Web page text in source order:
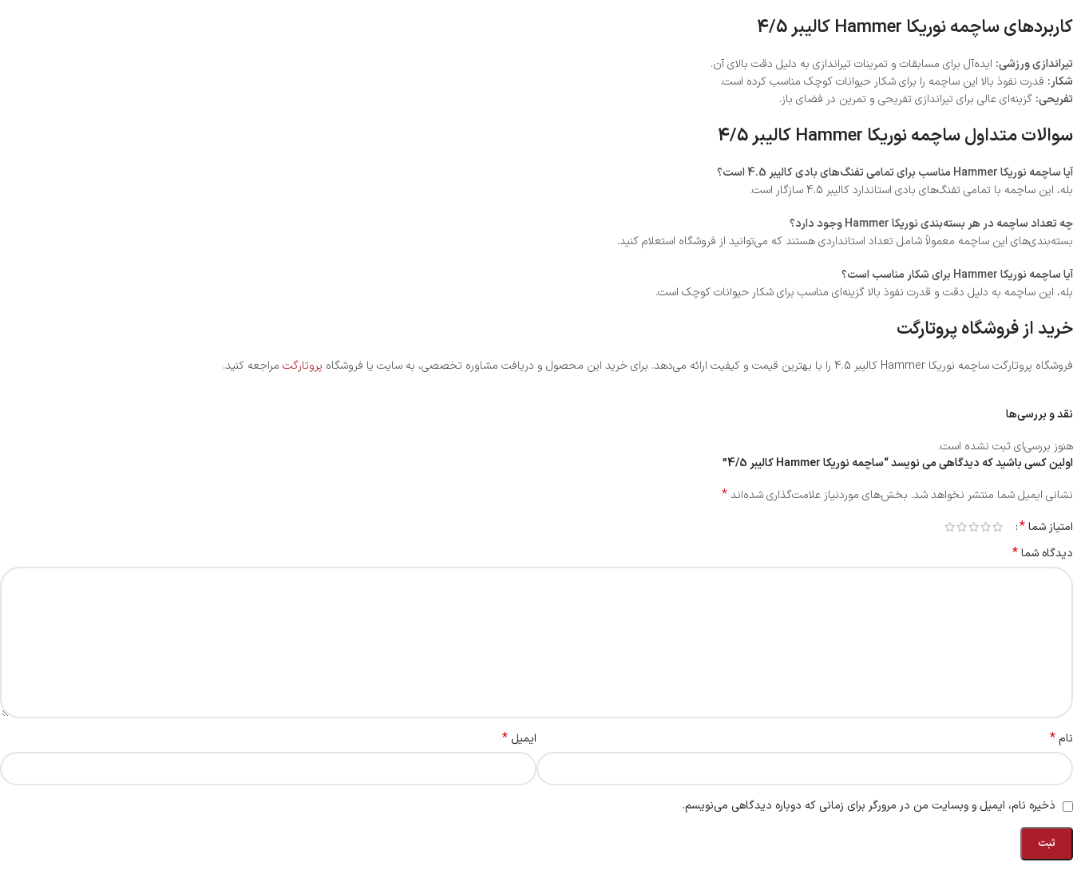
کاربردهای ساچمه نوریکا Hammer کالیبر 4/5
تیراندازی ورزشی: ایده‌آل برای مسابقات و تمرینات تیراندازی به دلیل دقت بالای آن.
شکار: قدرت نفوذ بالا این ساچمه را برای شکار حیوانات کوچک مناسب کرده است.
تفریحی: گزینه‌ای عالی برای تیراندازی تفریحی و تمرین در فضای باز.
سوالات متداول ساچمه نوریکا Hammer کالیبر 4/5
آیا ساچمه نوریکا Hammer مناسب برای تمامی تفنگ‌های بادی کالیبر 4.5 است؟
بله، این ساچمه با تمامی تفنگ‌های بادی استاندارد کالیبر 4.5 سازگار است.
چه تعداد ساچمه در هر بسته‌بندی نوریکا Hammer وجود دارد؟
بسته‌بندی‌های این ساچمه معمولاً شامل تعداد استانداردی هستند که می‌توانید از فروشگاه استعلام کنید.
آیا ساچمه نوریکا Hammer برای شکار مناسب است؟
بله، این ساچمه به دلیل دقت و قدرت نفوذ بالا گزینه‌ای مناسب برای شکار حیوانات کوچک است.
خرید از فروشگاه پروتارگت
فروشگاه پروتارگت ساچمه نوریکا Hammer کالیبر 4.5 را با بهترین قیمت و کیفیت ارائه می‌دهد. برای خرید این محصول و دریافت مشاوره تخصصی، به سایت یا فروشگاه پروتارگت مراجعه کنید.
نقد و بررسی‌ها
هنوز بررسی‌ای ثبت نشده است.
اولین کسی باشید که دیدگاهی می نویسد “ساچمه نوریکا Hammer کالیبر 4/5”
نشانی ایمیل شما منتشر نخواهد شد. بخش‌های موردنیاز علامت‌گذاری شده‌اند*
امتیاز شما*
دیدگاه شما*
نام* ایمیل *
ذخیره نام، ایمیل و وبسایت من در مرورگر برای زمانی که دوباره دیدگاهی می‌نویسم.